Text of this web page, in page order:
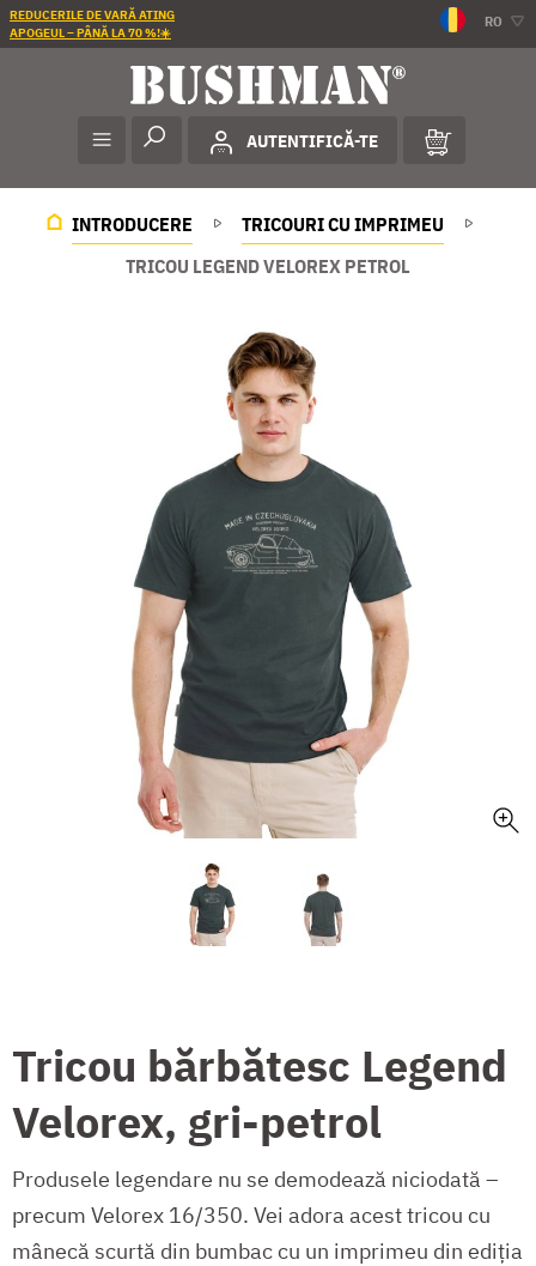
REDUCERILE DE VARĂ ATING
APOGEUL – PÂNĂ LA 70 %!☀️
RO
AUTENTIFICĂ-TE
INTRODUCERE
TRICOURI CU IMPRIMEU
TRICOU LEGEND VELOREX PETROL
Tricou bărbătesc Legend
Velorex, gri-petrol
Produsele legendare nu se demodează niciodată –
precum Velorex 16/350. Vei adora acest tricou cu
mânecă scurtă din bumbac cu un imprimeu din ediția